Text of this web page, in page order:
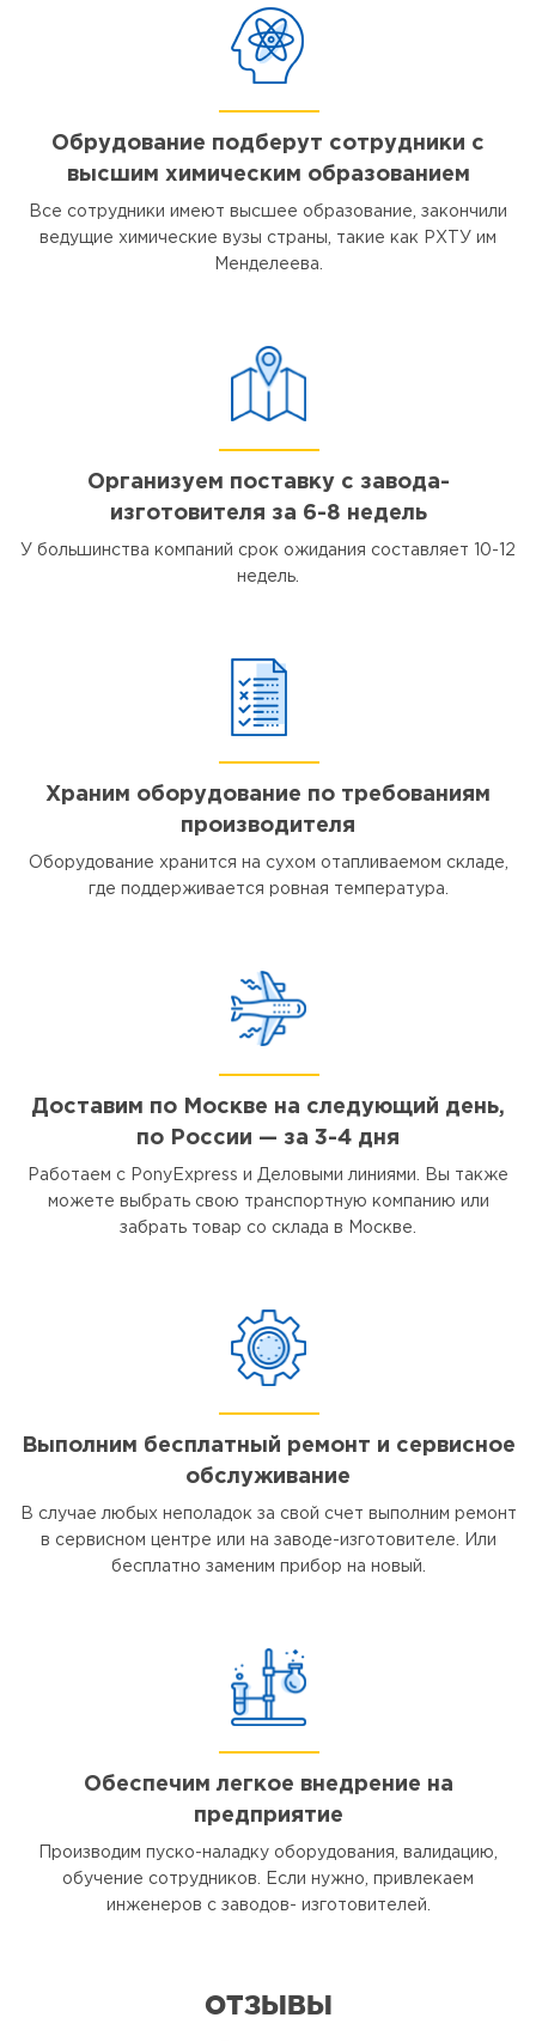
Обрудование подберут сотрудники с
высшим химическим образованием
Все сотрудники имеют высшее образование, закончили
ведущие химические вузы страны, такие как РХТУ им
Менделеева.
Организуем поставку с завода-
изготовителя за 6-8 недель
У большинства компаний срок ожидания составляет 10-12
недель.
Храним оборудование по требованиям
производителя
Оборудование хранится на сухом отапливаемом складе,
где поддерживается ровная температура.
Доставим по Москве на следующий день,
по России — за 3-4 дня
Работаем с PonyExpress и Деловыми линиями. Вы также
можете выбрать свою транспортную компанию или
забрать товар со склада в Москве.
Выполним бесплатный ремонт и сервисное
обслуживание
В случае любых неполадок за свой счет выполним ремонт
в сервисном центре или на заводе-изготовителе. Или
бесплатно заменим прибор на новый.
Обеспечим легкое внедрение на
предприятие
Производим пуско-наладку оборудования, валидацию,
обучение сотрудников. Если нужно, привлекаем
инженеров с заводов- изготовителей.
ОТЗЫВЫ